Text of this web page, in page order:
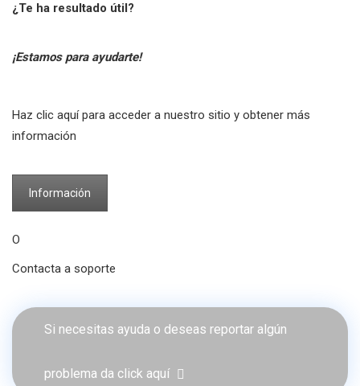
¿Te ha resultado útil?
¡Estamos para ayudarte!
Haz clic aquí para acceder a nuestro sitio y obtener más
información
Información
O
Contacta a soporte
Si necesitas ayuda o deseas reportar algún
problema da click aquí